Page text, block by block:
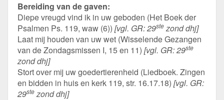
Bereiding van de gaven:
Diepe vreugd vind ik in uw geboden (Het Boek der
Psalmen Ps. 119, waw (6)) [vgl. GR: 29stezond dhj]
Laat mij houden van uw wet (Wisselende Gezangen
van de Zondagsmissen I, 15 en 11) [vgl. GR: 29ste
zond dhj]
Stort over mij uw goedertierenheid (Liedboek. Zingen
en bidden in huis en kerk 119, str. 16.17.18) [vgl. GR:
29stezond dhj]